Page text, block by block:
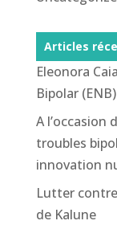
Articles
Eleonora
Bipolar
A l’occasion
troubles
innovation
Lutter
de Kalune